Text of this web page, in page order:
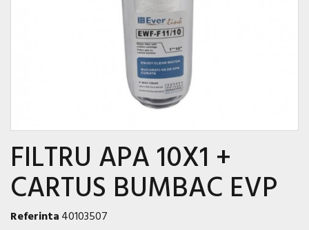
FILTRU APA 10X1 +
CARTUS BUMBAC EVP
Referinta40103507